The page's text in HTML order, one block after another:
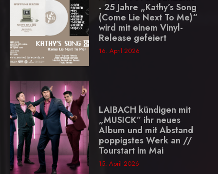
- 25 Jahre „Kathy’s Song
(Come Lie Next To Me)“
wird mit einem Vinyl-
Release gefeiert
16. April 2026
LAIBACH kündigen mit
„MUSICK“ ihr neues
Album und mit Abstand
poppigstes Werk an //
Tourstart im Mai
15. April 2026